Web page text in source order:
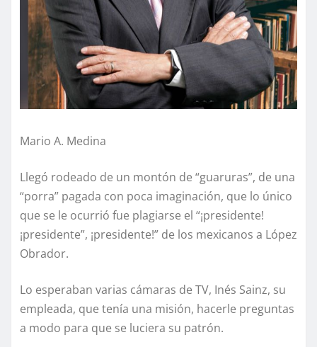
Mario A. Medina
Llegó rodeado de un montón de “guaruras”, de una
“porra” pagada con poca imaginación, que lo único
que se le ocurrió fue plagiarse el “¡presidente!
¡presidente”, ¡presidente!” de los mexicanos a López
Obrador.
Lo esperaban varias cámaras de TV, Inés Sainz, su
empleada, que tenía una misión, hacerle preguntas
a modo para que se luciera su patrón.